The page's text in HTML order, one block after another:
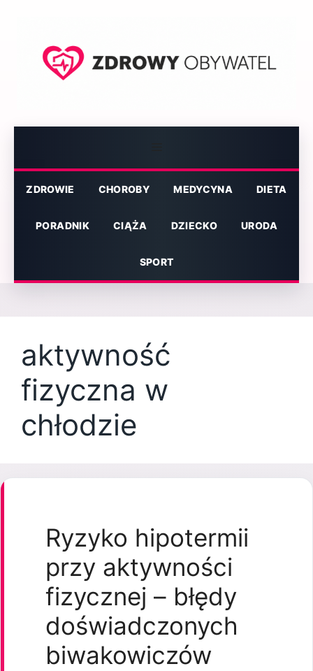
ZDROWIE CHOROBY MEDYCYNA DIETA
PORADNIK CIĄŻA DZIECKO URODA
SPORT
aktywność
fizyczna w
chłodzie
Ryzyko hipotermii
przy aktywności
fizycznej – błędy
doświadczonych
biwakowiczów